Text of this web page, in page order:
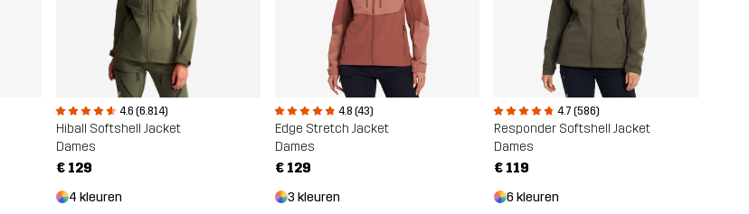
4.6 (6.814)
Hiball Softshell Jacket
Dames
€ 129
4 kleuren
4.8 (43)
Edge Stretch Jacket
Dames
€ 129
3 kleuren
4.7 (586)
Responder Softshell Jacket
Dames
€ 119
6 kleuren